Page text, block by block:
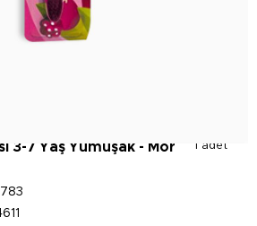
1 adet
3-7 Yaş Yumuşak - Mor